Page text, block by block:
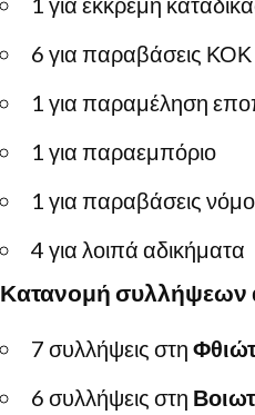
6 για παραβάσεις ΚΟΚ
1 για παραμέληση
1 για παραεμπόριο
1 για παραβάσεις
4 για λοιπά αδικήματα
Κατανομή συλλήψεων
7 συλλήψεις στη
6 συλλήψεις στη